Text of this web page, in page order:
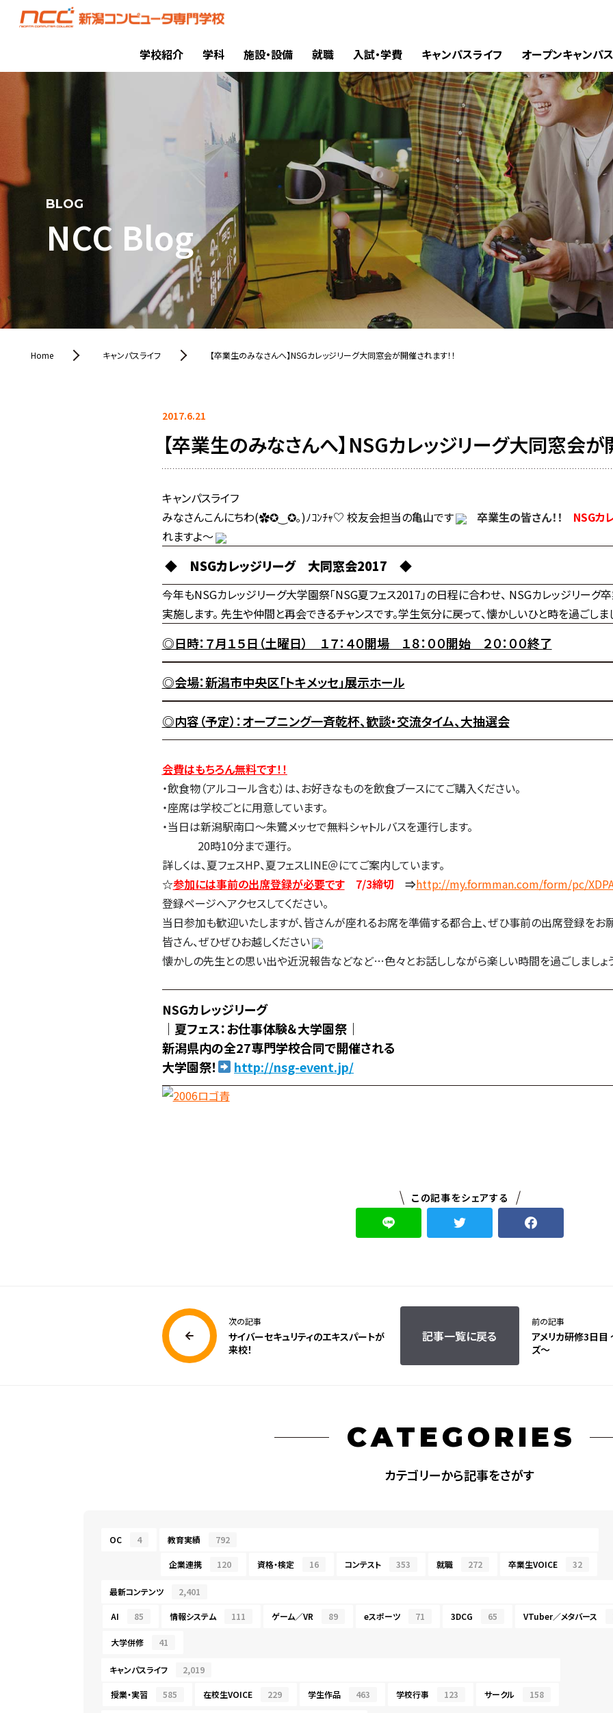
学校紹介 学科 施設・設備 就職 入試・学費 キャンパスライフ オープンキャンパス
BLOG
NCC Blog
Home キャンパスライフ 【卒業生のみなさんへ】NSGカレッジリーグ大同窓会が開催されます！！
2017.6.21
【卒業生のみなさんへ】NSGカレッジリーグ大同窓会が
キャンパスライフ
みなさんこんにちわ(✿✪‿✪｡)ﾉｺﾝﾁｬ♡ 校友会担当の亀山です
卒業生の皆さん！！ NSGカ
れますよ～
◆ NSGカレッジリーグ 大同窓会2017 ◆
今年もNSGカレッジリーグ大学園祭「NSG夏フェス2017」の日程に合わせ、 NSGカレッジリーグ
実施します。 先生や仲間と再会できるチャンスです。学生気分に戻って、懐かしいひと時を過ごしま
◎日時：７月１５日（土曜日） １７：４０開場 １８：００開始 ２０：００終了
◎会場：新潟市中央区「トキメッセ」展示ホール
◎内容（予定）：オープニング一斉乾杯、歓談・交流タイム、大抽選会
会費はもちろん無料です！！
・飲食物（アルコール含む）は、お好きなものを飲食ブースにてご購入ください。
・座席は学校ごとに用意しています。
・当日は新潟駅南口～朱鷺メッセで無料シャトルバスを運行します。
20時10分まで運行。
詳しくは、夏フェスHP、夏フェスLINE＠にてご案内しています。
☆参加には事前の出席登録が必要です 7/3締切 ⇒http://my.formman.com/form/pc/
登録ページへアクセスしてください。
当日参加も歓迎いたしますが、皆さんが座れるお席を準備する都合上、ぜひ事前の出席登録をお願
皆さん、ぜひぜひお越しください
懐かしの先生との思い出や近況報告などなど…色々とお話ししながら楽しい時間を過ごしましょ
NSGカレッジリーグ
｜夏フェス：お仕事体験＆大学園祭｜
新潟県内の全27専門学校合同で開催される
大学園祭！
http://nsg-event.jp/
この記事をシェアする
次の記事
サイバーセキュリティのエキスパートが
来校！
記事一覧に戻る
前の記事
アメリカ研修3日目
ズ～
CATEGORIES
カテゴリーから記事をさがす
OC 4 教育実績 792
企業連携 120 資格・検定 16 コンテスト 353 就職 272 卒業生VOICE 32
最新コンテンツ 2,401
AI 85 情報システム 111 ゲーム／VR 89 eスポーツ 71 3DCG 65 VTuber／メタバース
大学併修 41
キャンパスライフ 2,019
授業・実習 585 在校生VOICE 229 学生作品 463 学校行事 123 サークル 158